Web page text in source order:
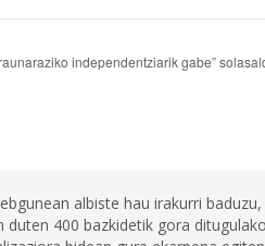
independentziarik gabe”
albiste hau irakurri
duten 400 bazkidetik gora